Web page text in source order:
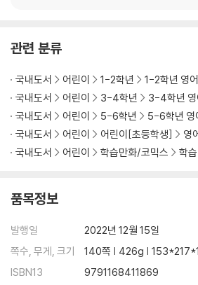
관련 분류
국내도서 어린이 1-2학년 1-2학년 영어
국내도서
어린이 3-4학년 3-4학년 영
국내도서
어린이 5-6학년 5-6학년 영
국내도서
어린이 어린이[초등학생] 영
국내도서
어린이 학습만화/코믹스 학
품목정보
발행일
2022년 12월 15일
쪽수, 무게, 크기
140쪽 | 426g |
ISBN13
9791168411869